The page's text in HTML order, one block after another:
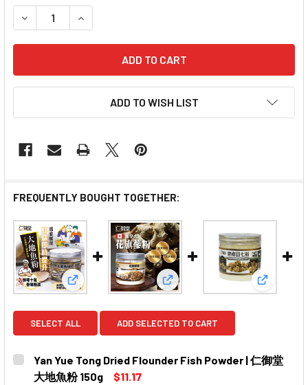
DECREASE QUANTITY OF YAN YUE TONG SALVIA
INCREASE QUANTITY OF YAN YUE TONG
ADD TO WISH LIST
FREQUENTLY BOUGHT TOGETHER:
View: Yan Yue Tong Dried Flounder Fish Powder |
View: Yan Yue Tong Ginseng
View:
SELECT ALL ADD SELECTED TO CART
Yan Yue Tong Dried Flounder Fish Powder | 仁御堂
大地魚粉 150g
$11.17